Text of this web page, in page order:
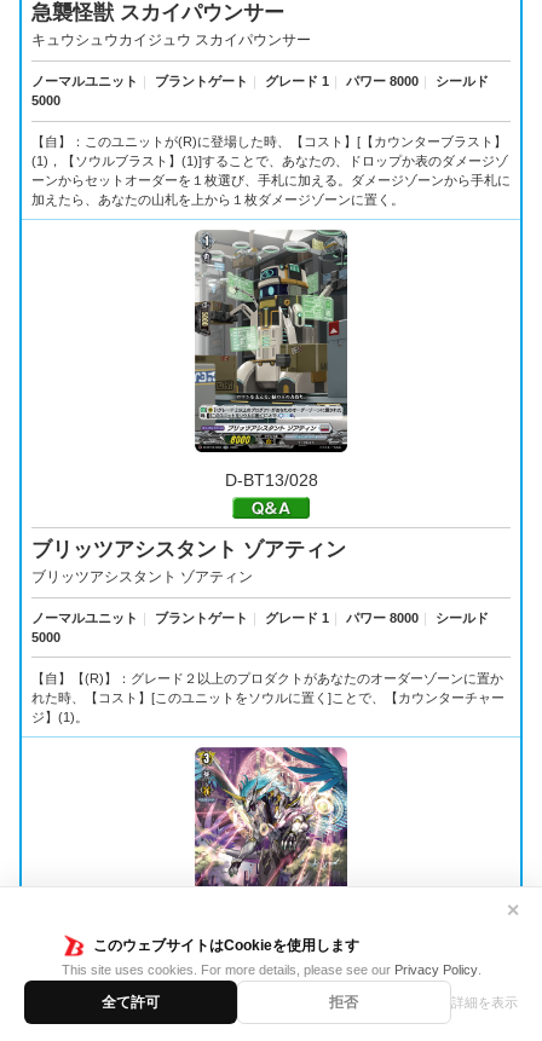
このウェブサイトはCookieを使用します
This site uses cookies. For more details, please see our Privacy Policy.
全て許可 拒否 詳細を表示
✕
急襲怪獣 スカイパウンサー
キュウシュウカイジュウ スカイパウンサー
ノーマルユニット ｜ ブラントゲート ｜ グレード 1 ｜ パワー 8000 ｜
シールド
5000
【自】：このユニットが(R)に登場した時、【コスト】[【カウンターブラスト】
(1)，【ソウルブラスト】(1)]することで、あなたの、ドロップか表のダメージゾ
ーンからセットオーダーを１枚選び、手札に加える。ダメージゾーンから手札に
加えたら、あなたの山札を上から１枚ダメージゾーンに置く。
D-BT13/028
ブリッツアシスタント ゾアティン
ブリッツアシスタント ゾアティン
ノーマルユニット ｜ ブラントゲート ｜ グレード 1 ｜ パワー 8000 ｜
シールド
5000
【自】【(R)】：グレード２以上のプロダクトがあなたのオーダーゾーンに置か
れた時、【コスト】[このユニットをソウルに置く]ことで、【カウンターチャー
ジ】(1)。